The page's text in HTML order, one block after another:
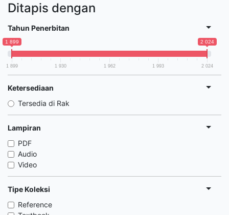
Ditapis dengan
Tahun Penerbitan
1 899 2 024
1 899 1 930 1 962 1 993 2 024
Ketersediaan
Tersedia di Rak
Lampiran
PDF
Audio
Video
Tipe Koleksi
Reference